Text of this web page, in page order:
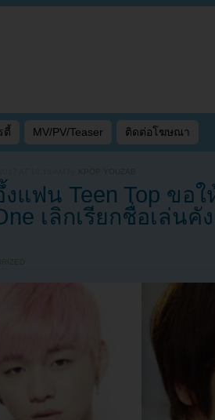
ตี้ MV/PV/Teaser ติดต่อโฆษณา
KPOP YOUZAB
งแฟน Teen Top ขอ
เลิกเรียกชื่อเล่นคั